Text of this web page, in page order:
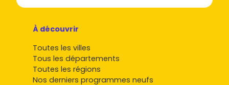
À découvrir
Toutes les villes
Tous les départements
Toutes les régions
Nos derniers programmes neufs